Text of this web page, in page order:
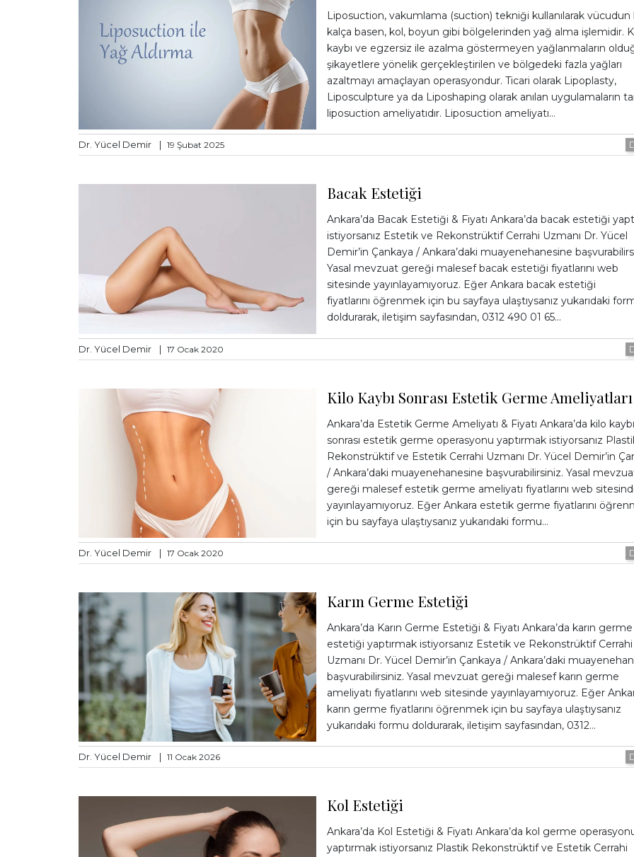
BASINDA
İLETİŞİM
Liposuction, vakumlama (suction) tekniği kullanılarak vücudun
kalça basen, kol, boyun gibi bölgelerinden yağ alma işlemidir.
kaybı ve egzersiz ile azalma göstermeyen yağlanmaların
şikayetlere yönelik gerçekleştirilen ve bölgedeki fazla yağları
azaltmayı amaçlayan operasyondur. Ticari olarak Lipoplasty,
Liposculpture ya da Liposhaping olarak anılan uygulamaların
liposuction ameliyatıdır. Liposuction ameliyatı…
Dr. Yücel Demir 19 Şubat 2025
Bacak Estetiği
Ankara’da Bacak Estetiği & Fiyatı Ankara’da bacak estetiği
istiyorsanız Estetik ve Rekonstrüktif Cerrahi Uzmanı Dr. Yücel
Demir’in Çankaya / Ankara’daki muayenehanesine
Yasal mevzuat gereği malesef bacak estetiği fiyatlarını web
sitesinde yayınlayamıyoruz. Eğer Ankara bacak estetiği
fiyatlarını öğrenmek için bu sayfaya ulaştıysanız yukarıdaki
doldurarak, iletişim sayfasından, 0312 490 01 65…
Dr. Yücel Demir | 17 Ocak 2020
Kilo Kaybı Sonrası Estetik Germe Ameliyatları
Ankara’da Estetik Germe Ameliyatı & Fiyatı Ankara’da kilo kaybı
sonrası estetik germe operasyonu yaptırmak istiyorsanız
Rekonstrüktif ve Estetik Cerrahi Uzmanı Dr. Yücel Demir’in
/ Ankara’daki muayenehanesine başvurabilirsiniz. Yasal
gereği malesef estetik germe ameliyatı fiyatlarını web
yayınlayamıyoruz. Eğer Ankara estetik germe fiyatlarını
için bu sayfaya ulaştıysanız yukarıdaki formu…
Dr. Yücel Demir 17 Ocak 2020
Karın Germe Estetiği
Ankara’da Karın Germe Estetiği & Fiyatı Ankara’da karın germe
estetiği yaptırmak istiyorsanız Estetik ve Rekonstrüktif Cerrahi
Uzmanı Dr. Yücel Demir’in Çankaya / Ankara’daki
başvurabilirsiniz. Yasal mevzuat gereği malesef karın germe
ameliyatı fiyatlarını web sitesinde yayınlayamıyoruz. Eğer
karın germe fiyatlarını öğrenmek için bu sayfaya ulaştıysanız
yukarıdaki formu doldurarak, iletişim sayfasından, 0312…
Dr. Yücel Demir 11 Ocak 2026
Kol Estetiği
Ankara’da Kol Estetiği & Fiyatı Ankara’da kol germe
yaptırmak istiyorsanız Plastik Rekonstrüktif ve Estetik Cerrahi